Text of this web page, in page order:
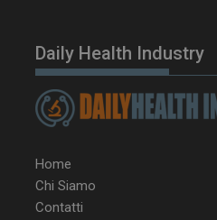
Daily Health Industry
Home
Chi Siamo
Contatti
CookieScriptConsent